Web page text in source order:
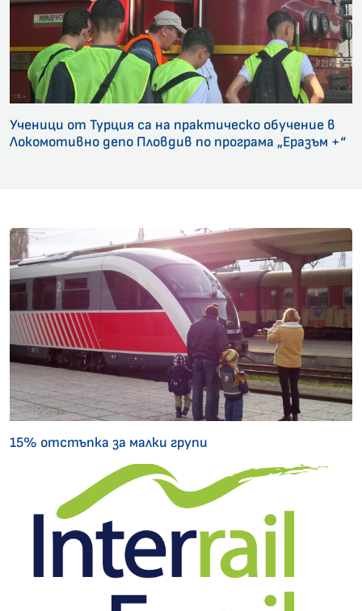
Ученици от Турция са на практическо обучение в
Локомотивно депо Пловдив по програма „Еразъм +“
15% отстъпка за малки групи